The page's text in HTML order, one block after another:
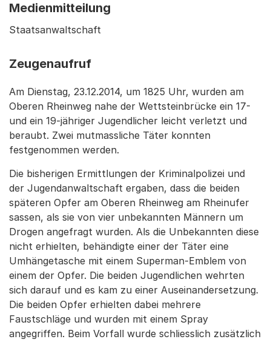
Medienmitteilung
Staatsanwaltschaft
Zeugenaufruf
Am Dienstag, 23.12.2014, um 1825 Uhr, wurden am
Oberen Rheinweg nahe der Wettsteinbrücke ein 17-
und ein 19-jähriger Jugendlicher leicht verletzt und
beraubt. Zwei mutmassliche Täter konnten
festgenommen werden.
Die bisherigen Ermittlungen der Kriminalpolizei und
der Jugendanwaltschaft ergaben, dass die beiden
späteren Opfer am Oberen Rheinweg am Rheinufer
sassen, als sie von vier unbekannten Männern um
Drogen angefragt wurden. Als die Unbekannten diese
nicht erhielten, behändigte einer der Täter eine
Umhängetasche mit einem Superman-Emblem von
einem der Opfer. Die beiden Jugendlichen wehrten
sich darauf und es kam zu einer Auseinandersetzung.
Die beiden Opfer erhielten dabei mehrere
Faustschläge und wurden mit einem Spray
angegriffen. Beim Vorfall wurde schliesslich zusätzlich